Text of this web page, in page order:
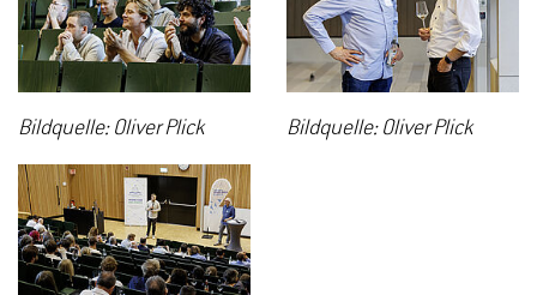
Bildquelle: Oliver Plick Bildquelle: Oliver Plick